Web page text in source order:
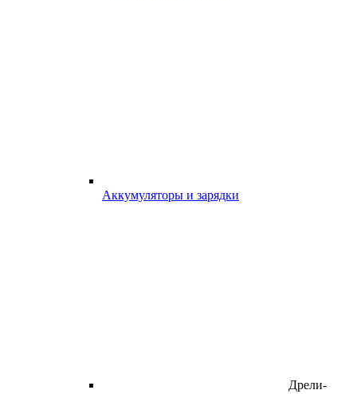
Аккумуляторы и зарядки
Дрели-